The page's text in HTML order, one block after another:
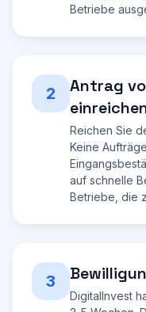
Betriebe
2
Antrag
Reichen Sie
Keine
auf schnelle
Betriebe, die
3
DigitalInvest